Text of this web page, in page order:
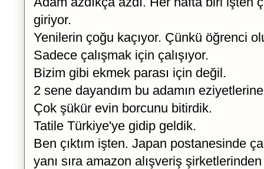
giriyor.
Yenilerin çoğu kaçıyor. Çünkü öğrenci
Sadece çalışmak için çalışıyor.
Bizim gibi ekmek parası için değil.
2 sene dayandım bu adamın
Çok şükür evin borcunu bitirdik.
Tatile Türkiye'ye gidip geldik.
Ben çıktım işten. Japan postanesinde
yanı sıra amazon alışveriş